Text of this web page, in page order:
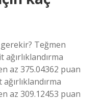
Teğmen
ağırlıklandırma
az 375.04362 puan
az 309.12453 puan